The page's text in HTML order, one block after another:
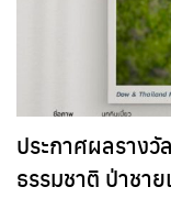
ตรงข้ามอย่างภัยแล้ง
อุณหภูมิขึ้นไปถึงเกือบ
ของพื้นที่เพาะปลูก ร
สิ่งที่หลายคนคาดไม่ถึง
ระบาดต่าง ๆ ทั้งหมดนี้
การรับมือหรือจัดการกั
ประกาศผลรางวั
ธรรมชาติ ป่าชา